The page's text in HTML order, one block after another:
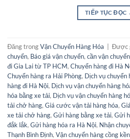
TIẾP TỤC ĐỌC
Đăng trongVận Chuyển Hàng Hóa | Được
chuyển, Báo giá vận chuyển, cần vận
đi Gia Lai từ TP HCM, Chuyển hàng đi Hà
Chuyển hàng ra Hải Phòng, Dịch vụ chuyển
hàng đi Hà Nội, Dịch vụ vận chuyển hàng
hóa bằng xe tải, Dịch vụ vận chuyển hàng
tải chở hàng, Giá cước vận tải hàng hóa,
xe tải chở hàng, Gửi hàng bằng xe tải, Gửi
đắk lắk, Gửi hàng hóa ra Hà Nội, Nhận
Thạnh Bình Định, Vận chuyển hàng cồng